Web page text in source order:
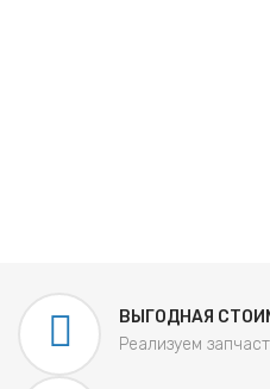
ВЫГОДНАЯ
Реализуем